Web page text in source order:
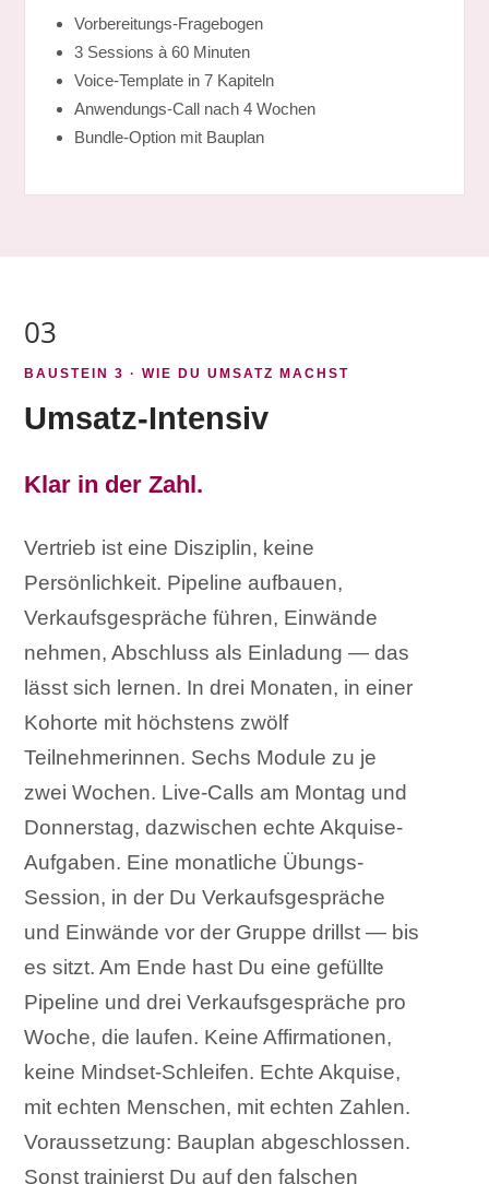
Vorbereitungs-Fragebogen
3 Sessions à 60 Minuten
Voice-Template in 7 Kapiteln
Anwendungs-Call nach 4 Wochen
Bundle-Option mit Bauplan
03
BAUSTEIN 3 · WIE DU UMSATZ MACHST
Umsatz-Intensiv
Klar in der Zahl.
Vertrieb ist eine Disziplin, keine
Persönlichkeit. Pipeline aufbauen,
Verkaufsgespräche führen, Einwände
nehmen, Abschluss als Einladung — das
lässt sich lernen. In drei Monaten, in einer
Kohorte mit höchstens zwölf
Teilnehmerinnen. Sechs Module zu je
zwei Wochen. Live-Calls am Montag und
Donnerstag, dazwischen echte Akquise-
Aufgaben. Eine monatliche Übungs-
Session, in der Du Verkaufsgespräche
und Einwände vor der Gruppe drillst — bis
es sitzt. Am Ende hast Du eine gefüllte
Pipeline und drei Verkaufsgespräche pro
Woche, die laufen. Keine Affirmationen,
keine Mindset-Schleifen. Echte Akquise,
mit echten Menschen, mit echten Zahlen.
Voraussetzung: Bauplan abgeschlossen.
Sonst trainierst Du auf den falschen